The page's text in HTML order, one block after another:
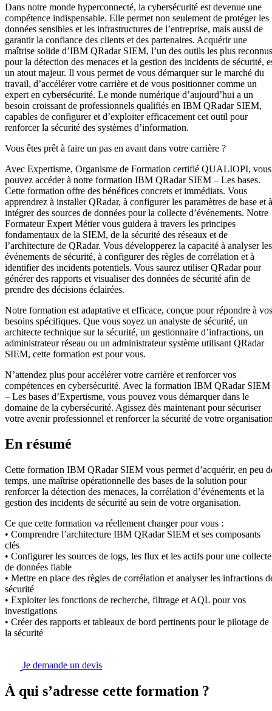
Dans notre monde hyperconnecté, la cybersécurité est devenue une
compétence indispensable. Elle permet non seulement de protéger les
données sensibles et les infrastructures de l’entreprise, mais aussi de
garantir la confiance des clients et des partenaires. Acquérir une
maîtrise solide d’IBM QRadar SIEM, l’un des outils les plus reconnus
pour la détection des menaces et la gestion des incidents de sécurité,
un atout majeur. Il vous permet de vous démarquer sur le marché du
travail, d’accélérer votre carrière et de vous positionner comme un
expert en cybersécurité. Le monde numérique d’aujourd’hui a un
besoin croissant de professionnels qualifiés en IBM QRadar SIEM,
capables de configurer et d’exploiter efficacement cet outil pour
renforcer la sécurité des systèmes d’information.
Vous êtes prêt à faire un pas en avant dans votre carrière ?
Avec Expertisme, Organisme de Formation certifié QUALIOPI, vous
pouvez accéder à notre formation IBM QRadar SIEM – Les bases.
Cette formation offre des bénéfices concrets et immédiats. Vous
apprendrez à installer QRadar, à configurer les paramètres de base et à
intégrer des sources de données pour la collecte d’événements. Notre
Formateur Expert Métier vous guidera à travers les principes
fondamentaux de la SIEM, de la sécurité des réseaux et de
l’architecture de QRadar. Vous développerez la capacité à analyser les
événements de sécurité, à configurer des règles de corrélation et à
identifier des incidents potentiels. Vous saurez utiliser QRadar pour
générer des rapports et visualiser des données de sécurité afin de
prendre des décisions éclairées.
Notre formation est adaptative et efficace, conçue pour répondre à vos
besoins spécifiques. Que vous soyez un analyste de sécurité, un
architecte technique sur la sécurité, un gestionnaire d’infractions, un
administrateur réseau ou un administrateur système utilisant QRadar
SIEM, cette formation est pour vous.
N’attendez plus pour accélérer votre carrière et renforcer vos
compétences en cybersécurité. Avec la formation IBM QRadar SIEM
– Les bases d’Expertisme, vous pouvez vous démarquer dans le
domaine de la cybersécurité. Agissez dès maintenant pour sécuriser
votre avenir professionnel et renforcer la sécurité de votre
En résumé
Cette formation IBM QRadar SIEM vous permet d’acquérir, en peu
temps, une maîtrise opérationnelle des bases de la solution pour
renforcer la détection des menaces, la corrélation d’événements et la
gestion des incidents de sécurité au sein de votre organisation.
Ce que cette formation va réellement changer pour vous :
• Comprendre l’architecture IBM QRadar SIEM et ses composants
clés
• Configurer les sources de logs, les flux et les actifs pour une collecte
de données fiable
• Mettre en place des règles de corrélation et analyser les infractions
sécurité
• Exploiter les fonctions de recherche, filtrage et AQL pour vos
investigations
• Créer des rapports et tableaux de bord pertinents pour le pilotage de
la sécurité
Je demande un devis
À qui s’adresse cette formation ?